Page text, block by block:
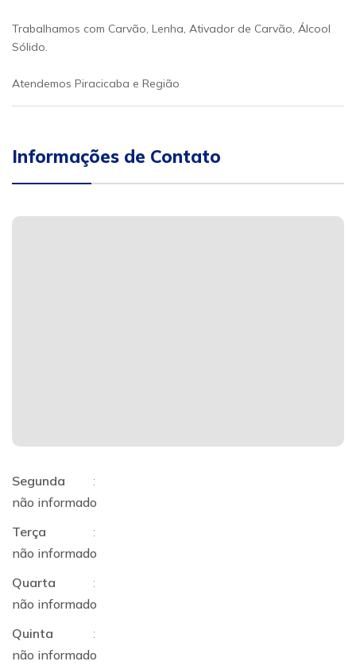
Trabalhamos com Carvão, Lenha, Ativador de Carvão, Álcool
Sólido.
Atendemos Piracicaba e Região
Informações de Contato
Segunda
:
não informado
Terça
:
não informado
Quarta
:
não informado
Quinta
:
não informado